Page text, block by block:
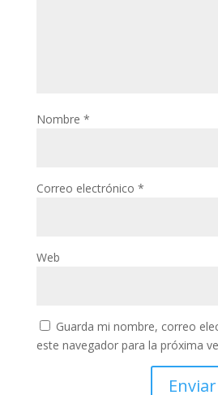
Nombre *
Correo electrónico *
Web
Guarda mi nombre, correo
este navegador para la próxima